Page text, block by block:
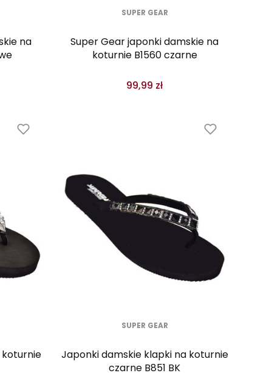
na
SUPER GEAR
Super Gear japonki damskie na
koturnie B1560 czarne
99,99 zł
SUPER GEAR
Japonki damskie klapki na koturnie
czarne B851 BK